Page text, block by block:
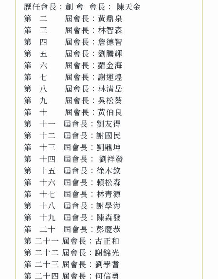
歷任會長： 創 會 會長： 陳天金
第 二 屆會長：黃鼎泉
第 三 屆會長：林智森
第 四 屆會長：詹德智
第 五 屆會長：劉騰輝
第 六 屆會長：羅金海
第 七 屆會長：謝運煌
第 八 屆會長：林清岳
第 九 屆會長：吳松葵
第 十 屆會長：黃伯良
第 十一 屆會長：劉友得
第 十二 屆會長：謝國民
第 十三 屆會長：劉鼎坤
第 十四 屆會長： 劉祥發
第 十五 屆會長：徐木欽
第 十六 屆會長：賴松森
第 十七 屆會長：林青源
第 十八 屆會長：謝學海
第 十九 屆會長：陳森發
第 二十 屆會長：彭慶恭
第 二十一 屆會長：古正和
第 二十二 屆會長：謝錦光
第 二十三 屆會長：劉學耆
第 二十四 屆會長：何信勇